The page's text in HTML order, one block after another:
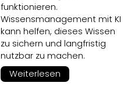
funktionieren.
Wissensmanagement mit KI
kann helfen, dieses Wissen
zu sichern und langfristig
nutzbar zu machen.
Weiterlesen